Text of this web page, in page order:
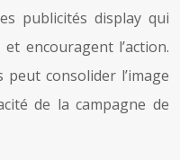
publicités display qui
encouragent l’action.
consolider l’image
de la campagne de